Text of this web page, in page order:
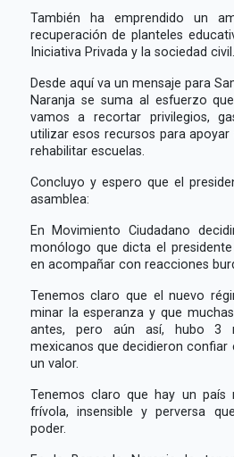
También ha emprendido un
recuperación de planteles
Iniciativa Privada y la sociedad civil.
Desde aquí va un mensaje para
Naranja se suma al esfuerzo
vamos a recortar privilegios,
utilizar esos recursos para
rehabilitar escuelas.
Concluyo y espero que el
asamblea:
En Movimiento Ciudadano
monólogo que dicta el
en acompañar con reacciones
Tenemos claro que el nuevo
minar la esperanza y que
antes, pero aún así, hubo 3
mexicanos que decidieron confiar
un valor.
Tenemos claro que hay un país
frívola, insensible y perversa
poder.